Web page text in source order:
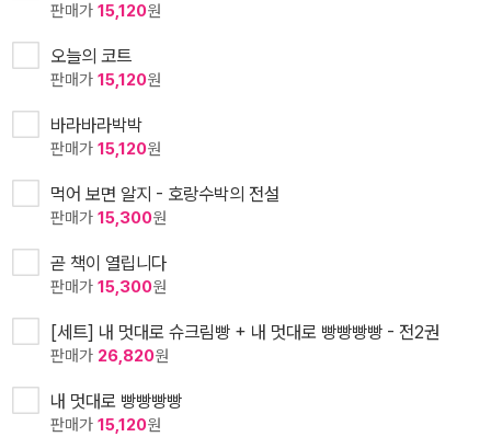
판매가 15,120원
오늘의 코트
판매가 15,120원
바라바라박박
판매가 15,120원
먹어 보면 알지 - 호랑수박의 전설
판매가 15,300원
곧 책이 열립니다
판매가 15,300원
[세트] 내 멋대로 슈크림빵 + 내 멋대로 빵빵빵빵 - 전2권
판매가 26,820원
내 멋대로 빵빵빵빵
판매가 15,120원